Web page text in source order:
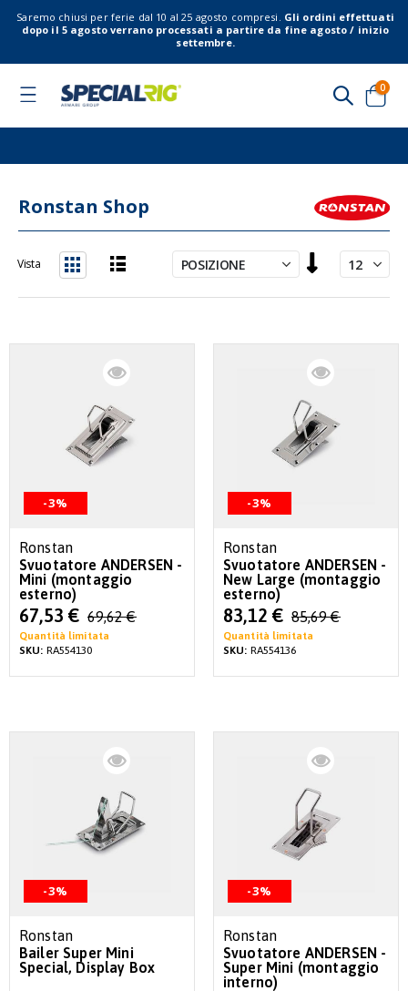
Saremo chiusi per ferie dal 10 al 25 agosto compresi. Gli ordini effettuati
dopo il 5 agosto verrano processati a partire da fine agosto / inizio
settembre.
Toggle
Cart
0
Ronstan Shop
la
direzione
Vista
-3%
Ronstan
Svuotatore ANDERSEN -
Mini (montaggio
esterno)
Special
Price
67,53 € 69,62 €
Quantità limitata
SKU: RA554130
-3%
Ronstan
Svuotatore ANDERSEN -
New Large (montaggio
esterno)
Special
Price
83,12 € 85,69 €
Quantità limitata
SKU: RA554136
-3%
Ronstan
Bailer Super Mini
Special, Display Box
-3%
Ronstan
Svuotatore ANDERSEN -
Super Mini (montaggio
interno)